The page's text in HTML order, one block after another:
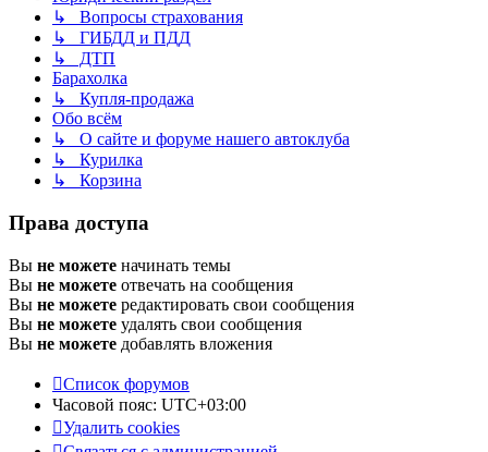
↳ Вопросы страхования
↳ ГИБДД и ПДД
↳ ДТП
Барахолка
↳ Купля-продажа
Обо всём
↳ О сайте и форуме нашего автоклуба
↳ Курилка
↳ Корзина
Права доступа
Вы не можете начинать темы
Вы не можете отвечать на сообщения
Вы не можете редактировать свои сообщения
Вы не можете удалять свои сообщения
Вы не можете добавлять вложения
Список форумов
Часовой пояс: UTC+03:00
Удалить cookies